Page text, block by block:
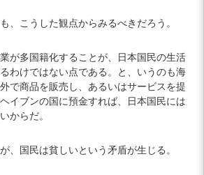
、こうした観点からみるべきだろう。
が多国籍化することが、日本国民の生活
わけではない点である。と、いうのも海
で商品を販売し、あるいはサービスを提
イブンの国に預金すれば、日本国民には
からだ。
、国民は貧しいという矛盾が生じる。